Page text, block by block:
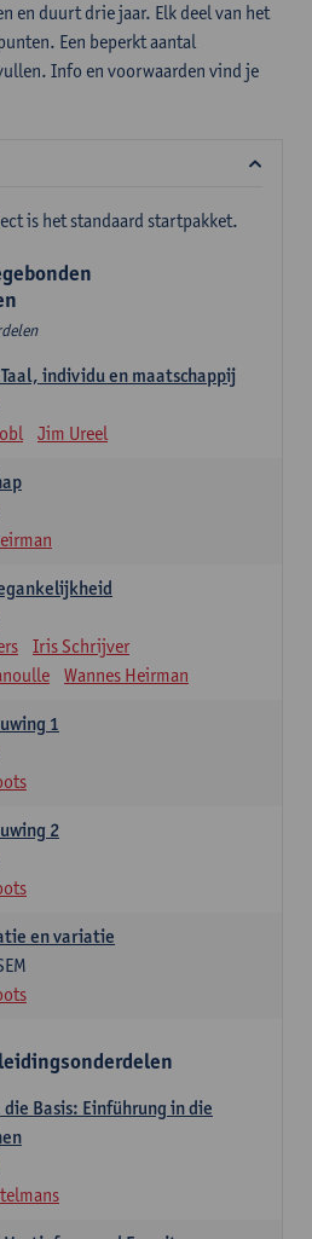
en duurt drie jaar. Elk deel van het
Een beperkt aantal
Info en voorwaarden vind je
is het standaard startpakket.
individu en maatschappij
Jim Ureel
Iris Schrijver
Wannes Heirman
1
2
en variatie
Basis: Einführung in die